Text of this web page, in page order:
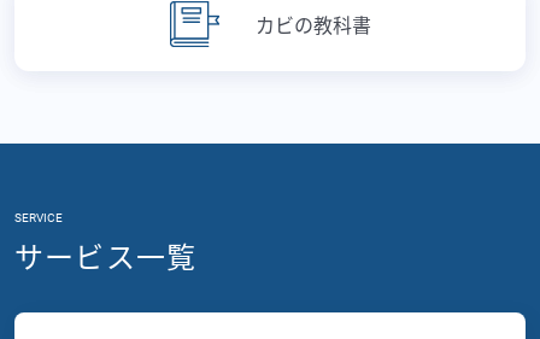
カビの教科書
SERVICE
サービス一覧